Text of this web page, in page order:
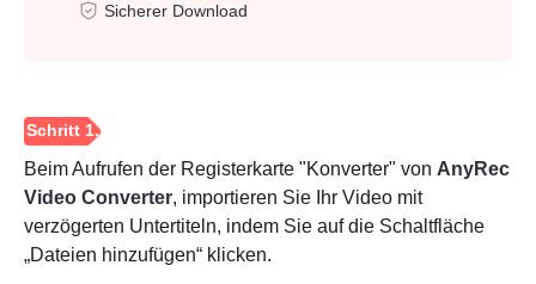
Sicherer Download
Beim Aufrufen der Registerkarte "Konverter" von AnyRec
Video Converter, importieren Sie Ihr Video mit
verzögerten Untertiteln, indem Sie auf die Schaltfläche
„Dateien hinzufügen“ klicken.